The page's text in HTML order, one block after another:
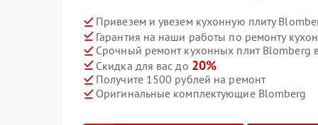
Привезем и увезем кухонную плиту
Гарантия на наши работы по ремонту
Срочный ремонт кухонных плит Blomberg
Скидка для вас до 20%
Получите 1500 рублей на ремонт
Оригинальные комплектующие Blomberg